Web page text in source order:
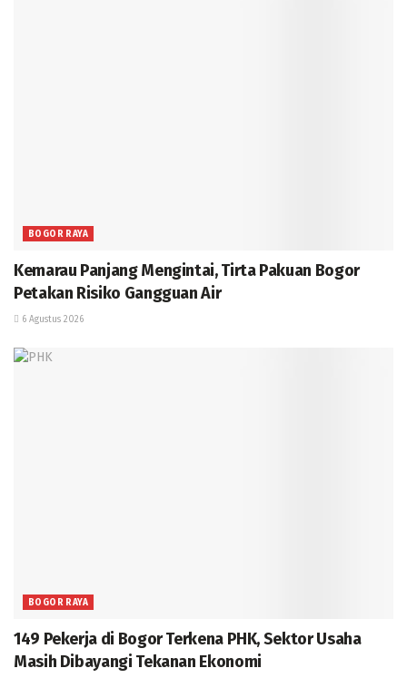
BOGOR RAYA
Kemarau Panjang Mengintai, Tirta Pakuan Bogor
Petakan Risiko Gangguan Air
6 Agustus 2026
BOGOR RAYA
149 Pekerja di Bogor Terkena PHK, Sektor Usaha
Masih Dibayangi Tekanan Ekonomi